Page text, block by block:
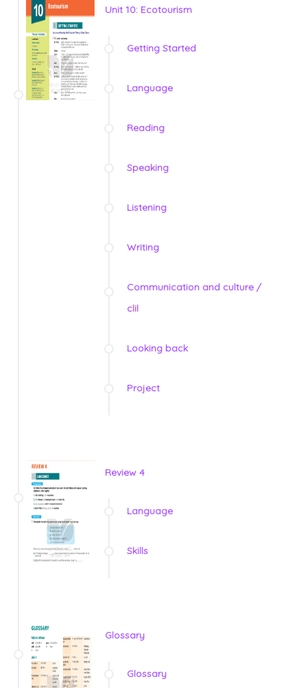
Unit 10: Ecotourism
Getting Started
Language
Reading
Speaking
Listening
Writing
Communication and culture /
clil
Looking back
Project
Review 4
Language
Skills
Glossary
Glossary